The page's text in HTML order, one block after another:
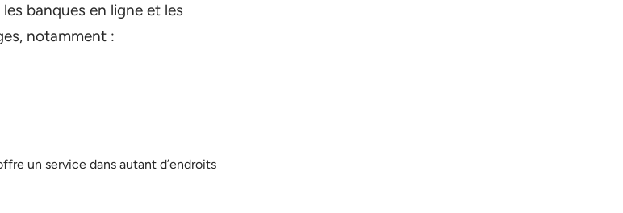
banques en ligne et les
notamment :
un service dans autant d’endroits